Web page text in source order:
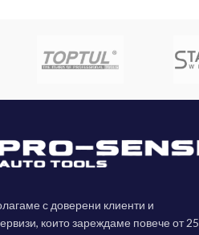
с доверени клиенти и
които зареждаме повече от 25